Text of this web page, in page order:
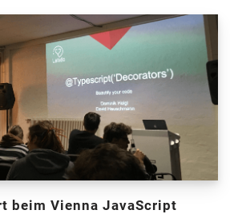
beim Vienna JavaScript